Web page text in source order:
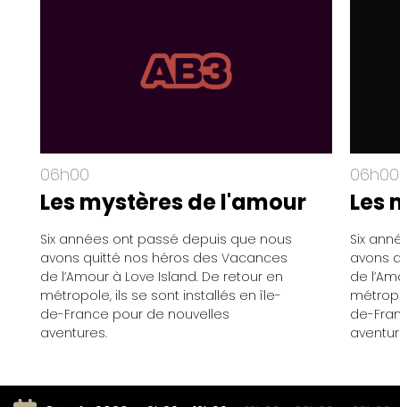
06h00
Les mystères de l'amour
Six années ont passé depuis que nous
avons quitté nos héros des Vacances
de l’Amour à Love Island. De retour en
métropole, ils se sont installés en île-
de-France pour de nouvelles
aventures.
06h00
Les
Six
avons
de
de-